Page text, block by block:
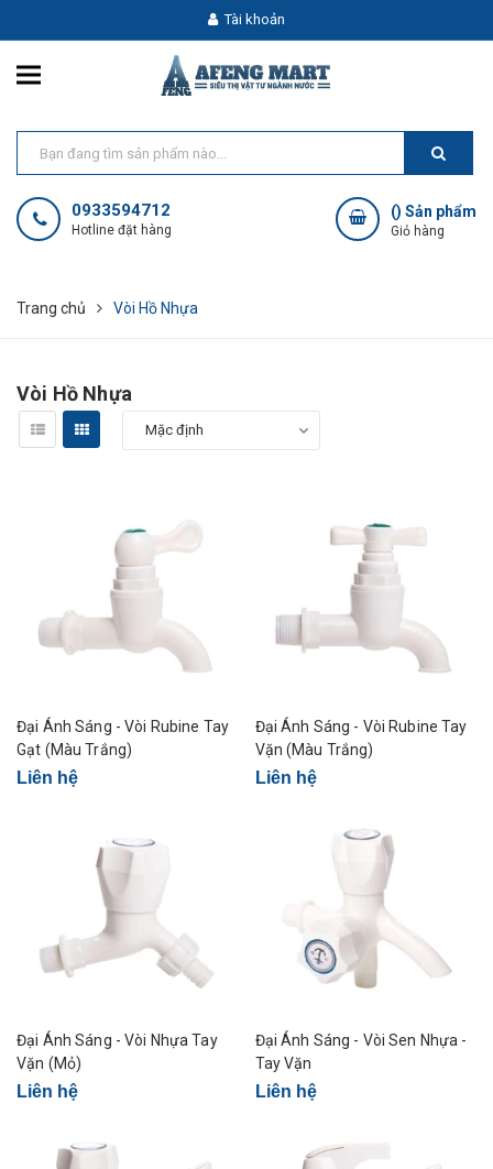
Tài khoản
0933594712
Hotline đặt hàng
() Sản phẩm
Giỏ hàng
Trang chủ Vòi Hồ Nhựa
Vòi Hồ Nhựa
Mặc định
Đại Ánh Sáng - Vòi Rubine Tay
Gạt (Màu Trắng)
Liên hệ
Đại Ánh Sáng - Vòi Rubine Tay
Vặn (Màu Trắng)
Liên hệ
Đại Ánh Sáng - Vòi Nhựa Tay
Vặn (Mỏ)
Liên hệ
Đại Ánh Sáng - Vòi Sen Nhựa -
Tay Vặn
Liên hệ